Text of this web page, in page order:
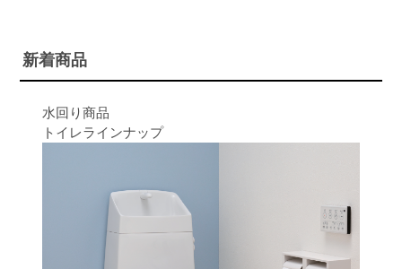
新着商品
水回り商品
トイレラインナップ